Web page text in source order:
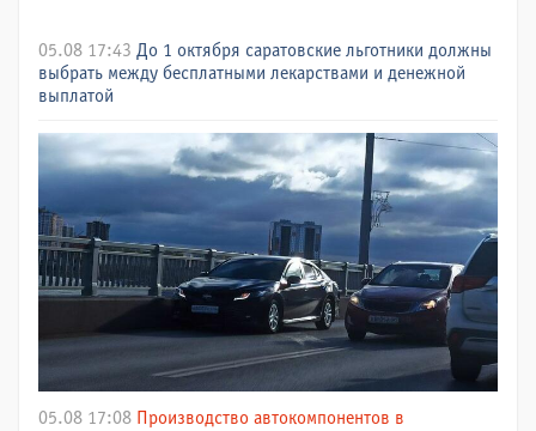
05.08 17:43 До 1 октября саратовские льготники должны
выбрать между бесплатными лекарствами и денежной
выплатой
05.08 17:08 Производство автокомпонентов в